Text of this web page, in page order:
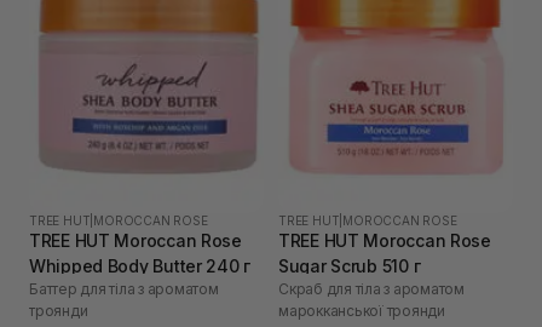
TREE HUT MOROCCAN ROSE
TREE HUT Moroccan Rose
Whipped Body Butter 240 г
Баттер для тіла з ароматом
троянди
TREE HUT MOROCCAN ROSE
TREE HUT Moroccan Rose
Sugar Scrub 510 г
Скраб для тіла з ароматом
марокканської троянди